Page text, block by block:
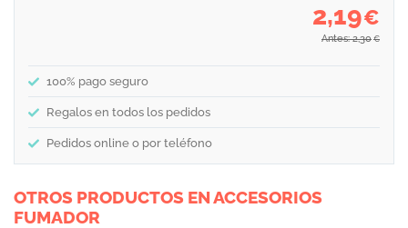
2,19€
Antes: 2,30 €
100% pago seguro
Regalos en todos los pedidos
Pedidos online o por teléfono
OTROS PRODUCTOS EN ACCESORIOS
FUMADOR